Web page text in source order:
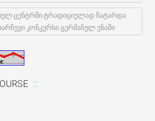
ცენტრში ტრადიციულად ჩატარდა
კონკურსი გერმანულ ენაში